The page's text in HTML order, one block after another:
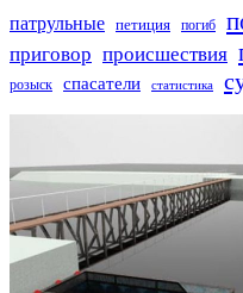
патрульные петиция погиб
приговор происшествия
розыск
спасатели статистика